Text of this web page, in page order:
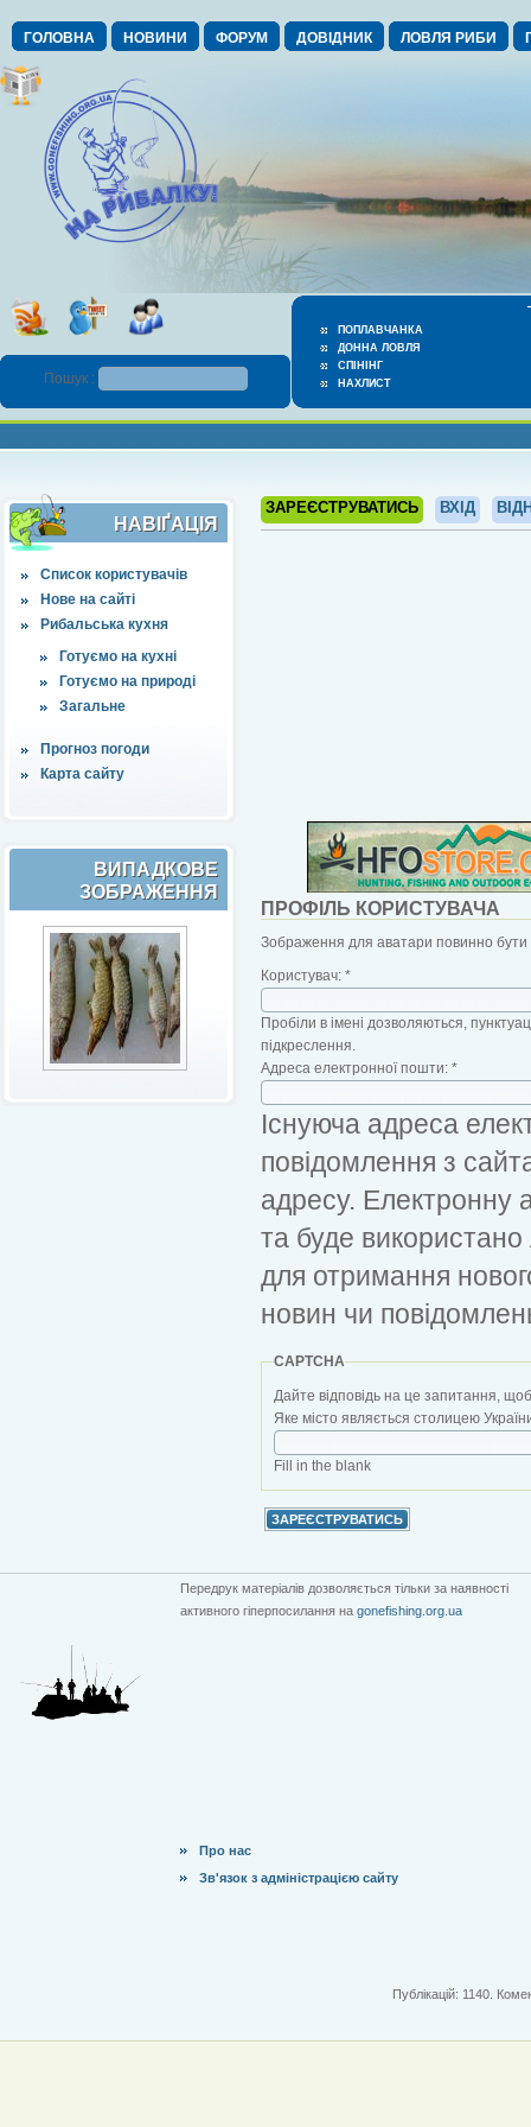
ГОЛОВНА НОВИНИ ФОРУМ ДОВІДНИК ЛОВЛЯ РИБИ
ПОПЛАВЧАНКА
ДОННА ЛОВЛЯ
СПІНІНГ
НАХЛИСТ
Пошук :
НАВІҐАЦІЯ
Список користувачів
Нове на сайті
Рибальська кухня
Готуємо на кухні
Готуємо на природі
Загальне
Прогноз погоди
Карта сайту
ВИПАДКОВЕ
ЗОБРАЖЕННЯ
ЗАРЕЄСТРУВАТИСЬ ВХІД
ПРОФІЛЬ КОРИСТУВАЧА
Зображення для аватари повинно бути
Користувач: *
Пробіли в імені дозволяються,
підкреслення.
Адреса електронної пошти: *
Існуюча адреса
повідомлення з
адресу. Електронну
та буде
для отримання
новин чи
CAPTCHA
Дайте відповідь на це запитання,
Яке місто являється столицею
Fill in the blank
Передрук матеріалів дозволяється тільки за наявності
активного гіперпосилання на gonefishing.org.ua
Про нас
Зв'язок з адміністрацією сайту
Публікацій: 1140.